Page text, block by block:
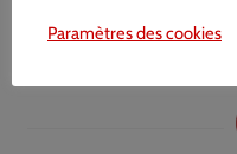
Paramètres des cookies